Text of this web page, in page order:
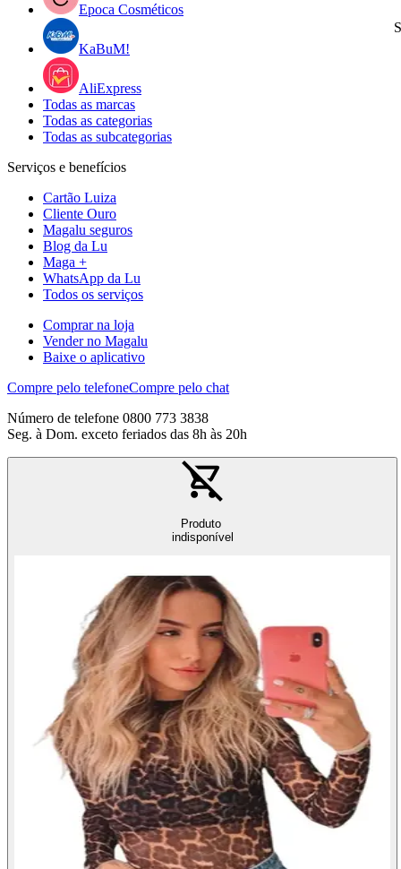
Epoca Cosméticos
KaBuM!
AliExpress
Todas as marcas
Todas as categorias
Todas as subcategorias
Serviços e benefícios
Cartão Luiza
Cliente Ouro
Magalu seguros
Blog da Lu
Maga +
WhatsApp da Lu
Todos os serviços
Comprar na loja
Vender no Magalu
Baixe o aplicativo
Compre pelo telefoneCompre pelo chat
Número de telefone 0800 773 3838
Seg. à Dom. exceto feriados das 8h às 20h
Produto
indisponível